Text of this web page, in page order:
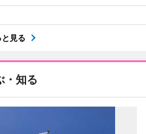
と見る
・知る